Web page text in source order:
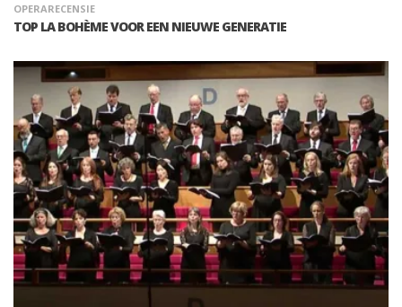
OPERARECENSIE
TOP LA BOHÈME VOOR EEN NIEUWE GENERATIE